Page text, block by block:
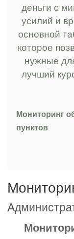
деньги с
усилий и
основной
которое
нужные
лучший
Мониторинг
пунктов